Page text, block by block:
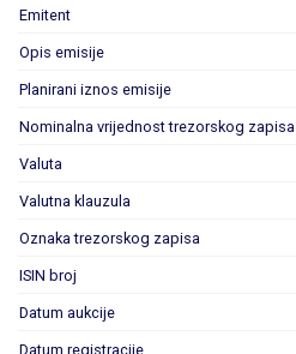
Emitent
Opis emisije
Planirani iznos emisije
Nominalna vrijednost trezorskog zapisa
Valuta
Valutna klauzula
Oznaka trezorskog zapisa
ISIN broj
Datum aukcije
Datum registracije